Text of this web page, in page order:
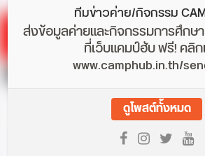
ทีมข่าวค่าย/กิจกรรม
ส่งข้อมูลค่ายและกิจกรรมการศึกษ
ที่เว็บแคมป์ฮับ ฟรี! คลิ
www.camphub.in.th/
ดูโพสต์ทั้งหมด